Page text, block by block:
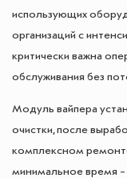
использующих
организаций с
критически важна
обслуживания без
Модуль вайпера
очистки, после
комплексном
минимальное время